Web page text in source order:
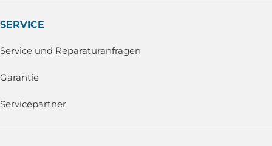
SERVICE
Service und Reparaturanfragen
Garantie
Servicepartner